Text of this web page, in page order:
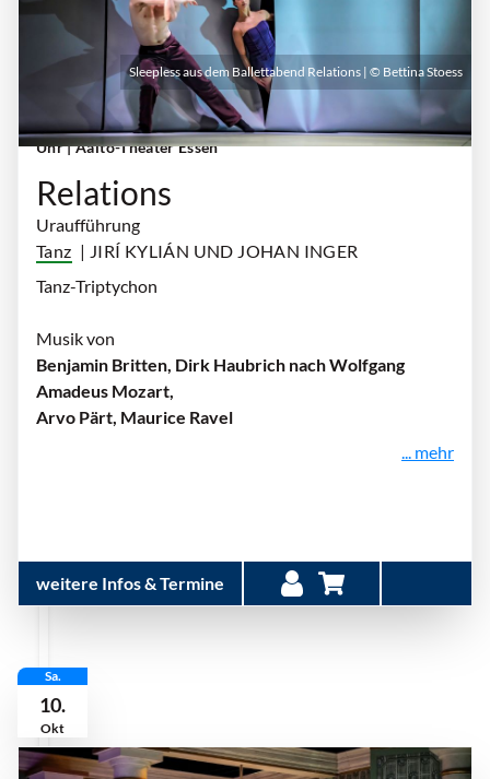
Freitag, 09. Oktober 2026 | 19:30 Uhr - 21:30
Uhr| Aalto-Theater Essen
Relations
Uraufführung
Tanz | JIRÍ KYLIÁN UND JOHAN INGER
Tanz-Triptychon
Musik von
Benjamin Britten, Dirk Haubrich nach Wolfgang
Amadeus Mozart,
Arvo Pärt, Maurice Ravel
... mehr
weitere Infos & Termine
Sleepless aus dem Ballettabend Relations | © Bettina Stoess
Sa.
10.
Okt